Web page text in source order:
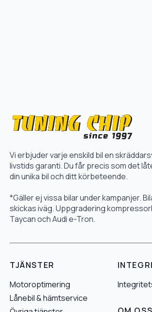
Vi erbjuder varje enskild bil en
livstids garanti. Du får precis som det
din unika bil och ditt körbeteende.
*Gäller ej vissa bilar under kampanjer.
skickas iväg. Uppgradering
Taycan och Audi e-Tron.
TJÄNSTER
Motoroptimering
Lånebil & hämtservice